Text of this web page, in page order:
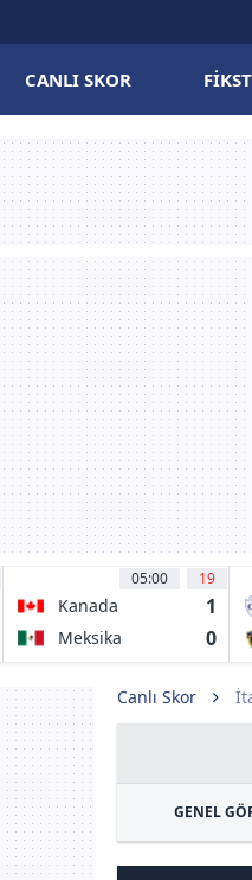
CANLI SKOR
05:00 19
Kanada 1
Meksika 0
Canlı Skor
GENEL